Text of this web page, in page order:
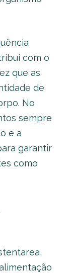
com o
que as
de
No
sempre
e a
garantir
como